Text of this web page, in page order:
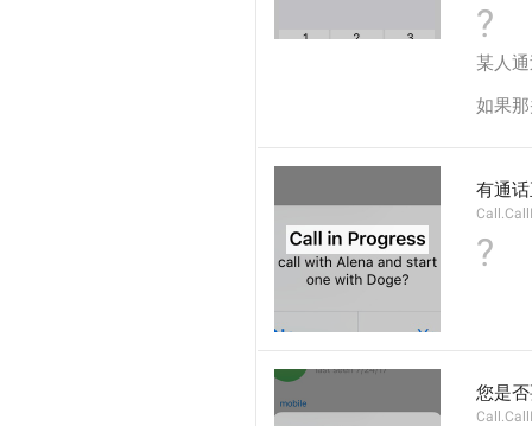
?
某人
如果
有通
?
您是